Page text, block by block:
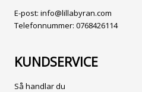
E-post: info@lillabyran.com
Telefonnummer: 0768426114
KUNDSERVICE
Så handlar du